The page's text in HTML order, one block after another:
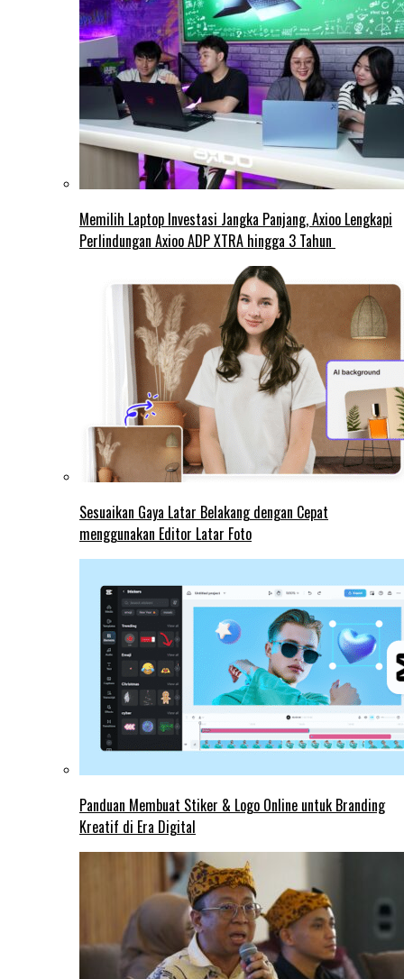
Memilih Laptop Investasi Jangka Panjang, Axioo Lengkapi
Perlindungan Axioo ADP XTRA hingga 3 Tahun
Sesuaikan Gaya Latar Belakang dengan Cepat
menggunakan Editor Latar Foto
Panduan Membuat Stiker & Logo Online untuk Branding
Kreatif di Era Digital